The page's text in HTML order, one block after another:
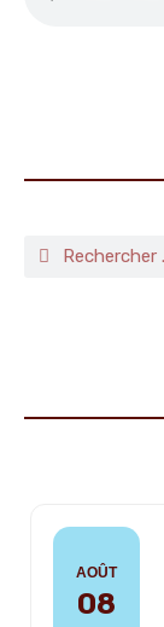
AOÛT
08